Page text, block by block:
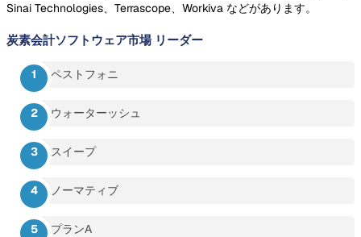
Sinai Technologies、Terrascope、Workiva などがあります。
炭素会計ソフトウェア市場 リーダー
ペストフォニ
ウォーターッシュ
スイープ
ノーマティブ
プランA